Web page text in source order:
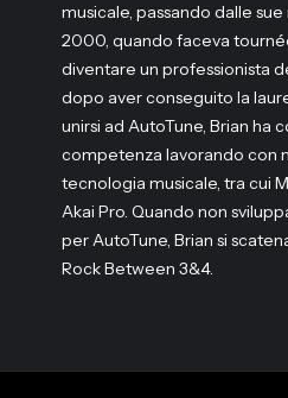
musicale, passando dalle
2000, quando faceva
diventare un professionista
dopo aver conseguito la
unirsi ad AutoTune, Brian ha
competenza lavorando con
tecnologia musicale, tra cui
Akai Pro. Quando non
per AutoTune, Brian si
Rock Between 3&4.